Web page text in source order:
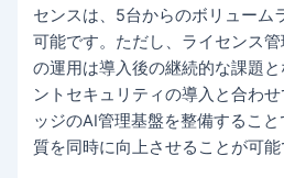
センスは、5台からのボリューム
可能です。ただし、ライセンス
の運用は導入後の継続的な課題
ントセキュリティの導入と合わ
ッジのAI管理基盤を整備するこ
質を同時に向上させることが可能